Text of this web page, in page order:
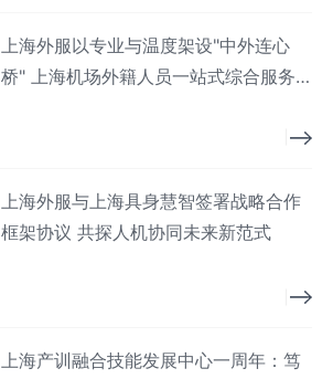
上海外服以专业与温度架设"中外连心
桥" 上海机场外籍人员一站式综合服务
上海外服与上海具身慧智签署战略合作
框架协议 共探人机协同未来新范式
上海产训融合技能发展中心一周年：笃